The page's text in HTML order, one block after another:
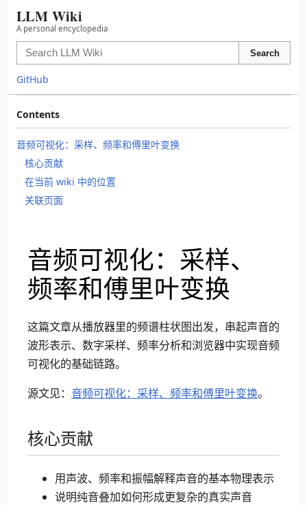
LLM Wiki
A personal encyclopedia
Search
GitHub
Contents
音频可视化：采样、频率和傅里叶变换
核心贡献
在当前 wiki 中的位置
关联页面
音频可视化：采样、
频率和傅里叶变换
这篇文章从播放器里的频谱柱状图出发，串起声音的
波形表示、数字采样、频率分析和浏览器中实现音频
可视化的基础链路。
源文见： 音频可视化：采样、频率和傅里叶变换。
核心贡献
用声波、频率和振幅解释声音的基本物理表示
说明纯音叠加如何形成更复杂的真实声音